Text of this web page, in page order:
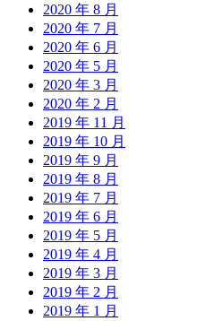
2020 年 8 月
2020 年 7 月
2020 年 6 月
2020 年 5 月
2020 年 3 月
2020 年 2 月
2019 年 11 月
2019 年 10 月
2019 年 9 月
2019 年 8 月
2019 年 7 月
2019 年 6 月
2019 年 5 月
2019 年 4 月
2019 年 3 月
2019 年 2 月
2019 年 1 月